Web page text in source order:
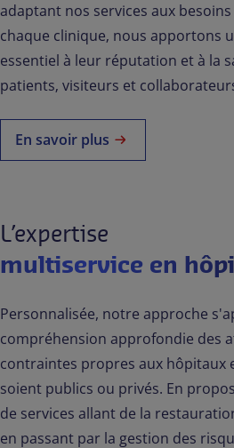
adaptant nos services aux
chaque clinique, nous apportons
essentiel à leur réputation et à la
patients, visiteurs et
En savoir plus
L’expertise
multiservice en
Personnalisée, notre approche
compréhension approfondie des
contraintes propres aux hôpitaux
soient publics ou privés. En
de services allant de la
en passant par la gestion des